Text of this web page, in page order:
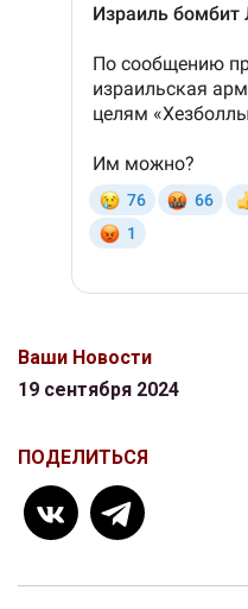
Ваши Новости
19 сентября 2024
ПОДЕЛИТЬСЯ